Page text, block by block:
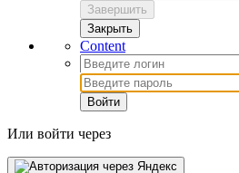
Завершить
Закрыть
Content
Войти
Или войти через